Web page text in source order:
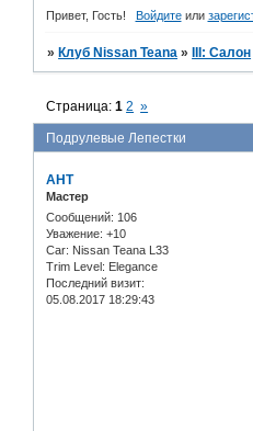
Привет, Гость! Войдитеили
» Клуб Nissan Teana » III: Салон
Подрулевые Лепестки
Страница:1 2 »
АНТ
Мастер
Сообщений: 106
Уважение: +10
Car: Nissan Teana L33
Trim Level: Elegance
Последний визит:
05.08.2017 18:29:43